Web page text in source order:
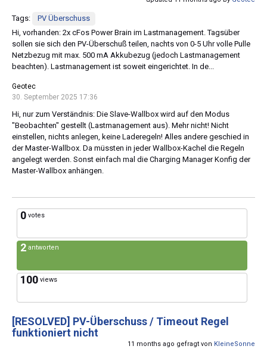
Tags:
PV Überschuss
Hi, vorhanden: 2x cFos Power Brain im Lastmanagement. Tagsüber
sollen sie sich den PV-Überschuß teilen, nachts von 0-5 Uhr volle Pulle
Netzbezug mit max. 500 mA Akkubezug (jedoch Lastmanagement
beachten). Lastmanagement ist soweit eingerichtet. In de...
Geotec
30. September 2025 17:36
Hi, nur zum Verständnis: Die Slave-Wallbox wird auf den Modus
"Beobachten" gestellt (Lastmanagement aus). Mehr nicht! Nicht
einstellen, nichts anlegen, keine Laderegeln! Alles andere geschied in
der Master-Wallbox. Da müssten in jeder Wallbox-Kachel die Regeln
angelegt werden. Sonst einfach mal die Charging Manager Konfig der
Master-Wallbox anhängen.
0 votes
2 antworten
100 views
[RESOLVED] PV-Überschuss / Timeout Regel
funktioniert nicht
11 months ago gefragt von KleineSonne